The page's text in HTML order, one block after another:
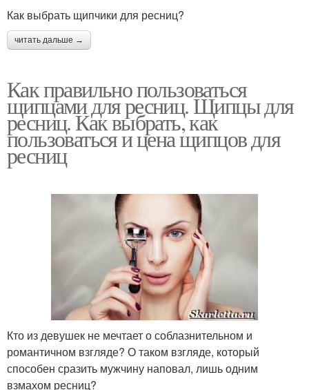
Как выбрать щипчики для ресниц?
читать дальше →
Как правильно пользоваться
щипцами для ресниц. Щипцы для
ресниц. Как выбрать, как
пользоваться и цена щипцов для
ресниц
Кто из девушек не мечтает о соблазнительном и
романтичном взгляде? О таком взгляде, который
способен сразить мужчину наповал, лишь одним
взмахом ресниц?